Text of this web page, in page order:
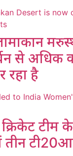
से अधिक
रहा है
टीम
तीन